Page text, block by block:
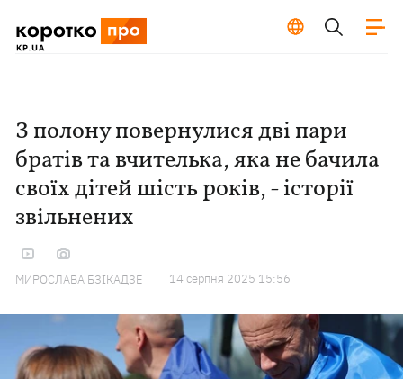
З полону повернулися дві пари
братів та вчителька, яка не бачила
своїх дітей шість років, - історії
звільнених
МИРОСЛАВА БЗІКАДЗЕ 14 серпня 2025 15:56